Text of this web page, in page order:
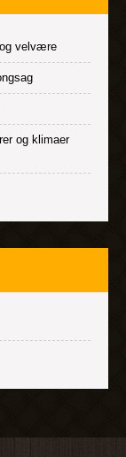
velvære
og klimaer